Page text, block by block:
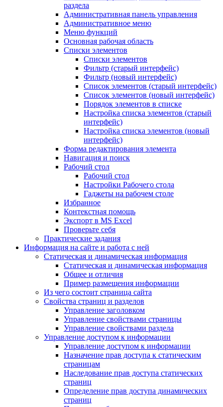
раздела
Административная панель управления
Административное меню
Меню функций
Основная рабочая область
Списки элементов
Списки элементов
Фильтр (старый интерфейс)
Фильтр (новый интерфейс)
Список элементов (старый интерфейс)
Список элементов (новый интерфейс)
Порядок элементов в списке
Настройка списка элементов (старый
интерфейс)
Настройка списка элементов (новый
интерфейс)
Форма редактирования элемента
Навигация и поиск
Рабочий стол
Рабочий стол
Настройки Рабочего стола
Гаджеты на рабочем столе
Избранное
Контекстная помощь
Экспорт в MS Excel
Проверьте себя
Практические задания
Информация на сайте и работа с ней
Статическая и динамическая информация
Статическая и динамическая информация
Общее и отличия
Пример размещения информации
Из чего состоит страница сайта
Свойства страниц и разделов
Управление заголовком
Управление свойствами страницы
Управление свойствами раздела
Управление доступом к информации
Управление доступом к информации
Назначение прав доступа к статическим
страницам
Наследование прав доступа статических
страниц
Определение прав доступа динамических
страниц